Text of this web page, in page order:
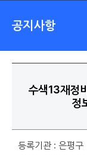
공지사항
수색13재정
정
등록기관 : 은평구